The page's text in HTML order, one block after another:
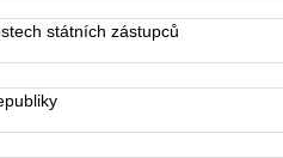
státních zástupců